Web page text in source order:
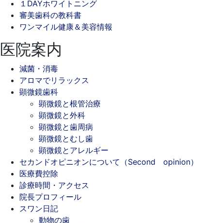
１DAYホワイトニング
審美歯科の教科書
ワンマイル健康＆美容情報
医院案内
減菌・消毒
アロマでリラックス
顕微鏡歯科
顕微鏡と根管治療
顕微鏡と外科
顕微鏡と歯周病
顕微鏡とむし歯
顕微鏡とアレルギー
セカンドオピニオンについて（Second opinion）
医療費控除
診療時間・アクセス
院長プロフィール
スワン日記
動物の歯